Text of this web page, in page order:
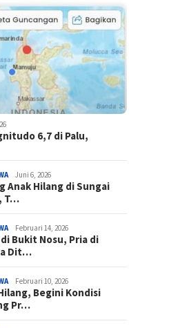
6,7 di Palu,
Juni 6, 2026
Anak Hilang di Sungai
T…
Februari 14, 2026
Bukit Nosu, Pria di
Dit…
Februari 10, 2026
Begini Kondisi
Pr…